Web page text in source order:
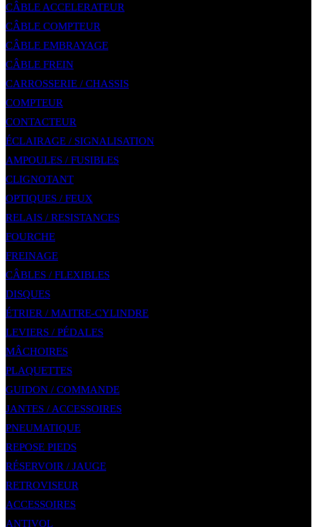
CÂBLE ACCELERATEUR
CÂBLE COMPTEUR
CÂBLE EMBRAYAGE
CÂBLE FREIN
CARROSSERIE / CHASSIS
COMPTEUR
CONTACTEUR
ÉCLAIRAGE / SIGNALISATION
AMPOULES / FUSIBLES
CLIGNOTANT
OPTIQUES / FEUX
RELAIS / RESISTANCES
FOURCHE
FREINAGE
CÂBLES / FLEXIBLES
DISQUES
ÉTRIER / MAITRE-CYLINDRE
LEVIERS / PÉDALES
MÂCHOIRES
PLAQUETTES
GUIDON / COMMANDE
JANTES / ACCESSOIRES
PNEUMATIQUE
REPOSE PIEDS
RÉSERVOIR / JAUGE
RETROVISEUR
ACCESSOIRES
ANTIVOL